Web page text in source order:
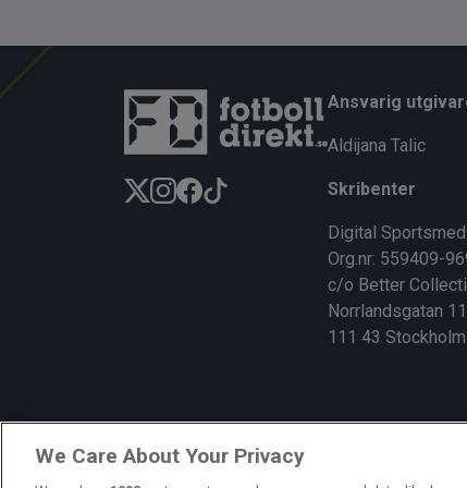
Ansvarig
Aldijana Talic
Skribenter
Digital
Org.nr: 559409-
c/o Better
Norrlandsgatan 11
111 43 Stockholm
We Care About Your Privacy